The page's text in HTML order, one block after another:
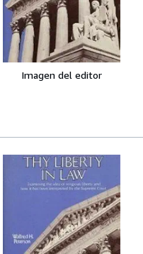
Imagen del editor